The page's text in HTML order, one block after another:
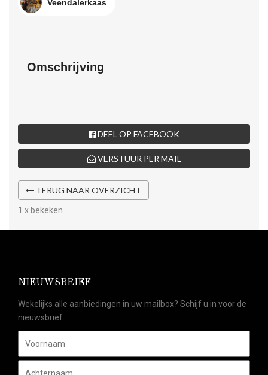
Veendalerkaas
Omschrijving
DEEL OP FACEBOOK
VERSTUUR PER MAIL
TERUG NAAR OVERZICHT
1 x bekeken
NIEUWSBRIEF
Wekelijks alle aanbiedingen in uw mailbox? Schijf u in voor de
nieuwsbrief.